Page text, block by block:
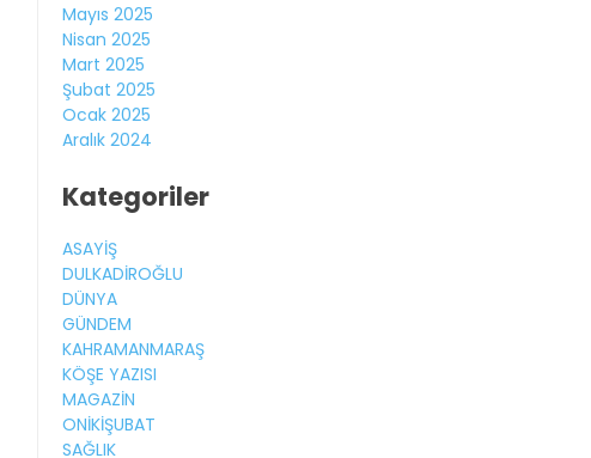
Mayıs 2025
Nisan 2025
Mart 2025
Şubat 2025
Ocak 2025
Aralık 2024
Kategoriler
ASAYİŞ
DULKADİROĞLU
DÜNYA
GÜNDEM
KAHRAMANMARAŞ
KÖŞE YAZISI
MAGAZİN
ONİKİŞUBAT
SAĞLIK